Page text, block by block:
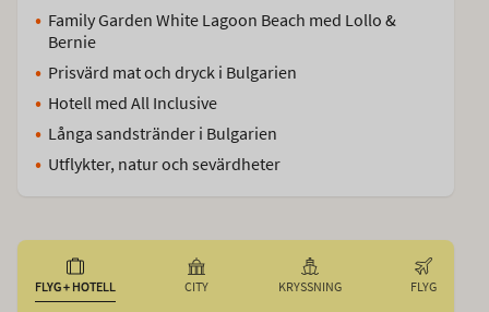
Family Garden White Lagoon Beach med Lollo &
Bernie
Prisvärd mat och dryck i Bulgarien
Hotell med All Inclusive
Långa sandstränder i Bulgarien
Utflykter, natur och sevärdheter
FLYG + HOTELL CITY KRYSSNING FLYG